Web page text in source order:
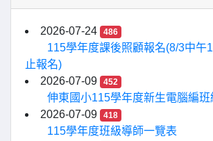
2026-07-24 486
115學年度課後照顧報名(8/3中午
止報名)
2026-07-09
452
伸東國小115學年度新生電腦編
2026-07-09
418
115學年度班級導師一覽表